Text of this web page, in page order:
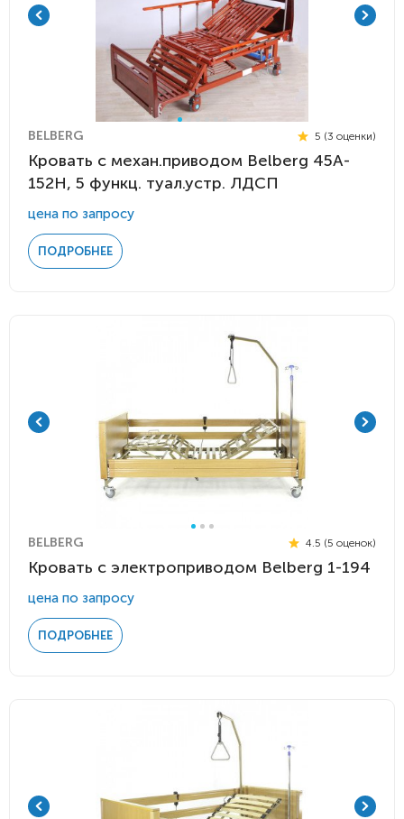
BELBERG 5 (3 оценки)
Кровать с механ.приводом Belberg 45A-
152H, 5 функц. туал.устр. ЛДСП
цена по запросу
ПОДРОБНЕЕ
BELBERG 4.5 (5 оценок)
Кровать с электроприводом Belberg 1-194
цена по запросу
ПОДРОБНЕЕ